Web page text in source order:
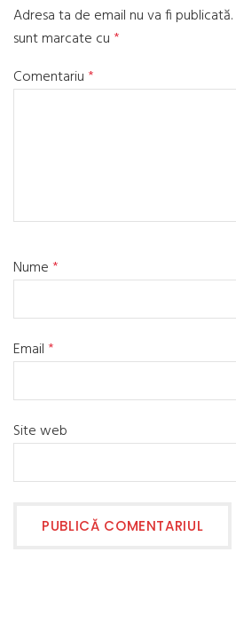
Adresa ta de email nu va fi publicată.
sunt marcate cu*
Comentariu*
Nume*
Email*
Site web